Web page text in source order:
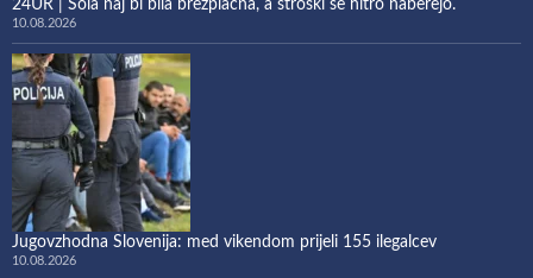
24UR | Šola naj bi bila brezplačna, a stroški se hitro naberejo.
10.08.2026
Jugovzhodna Slovenija: med vikendom prijeli 155 ilegalcev
10.08.2026